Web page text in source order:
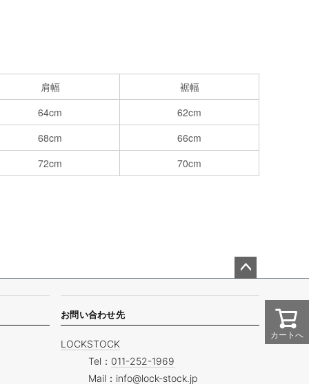
肩幅
裾幅
64cm
62cm
68cm
66cm
72cm
70cm
カートへ
ジト
へ
お問い合わせ先
LOCKSTOCK
Tel： 011-252-1969
Mail： info@lock-stock.jp